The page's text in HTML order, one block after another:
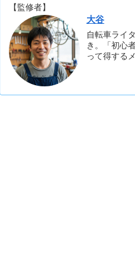
【監修者】
大谷
自転車ライ
き。「初心
って得する